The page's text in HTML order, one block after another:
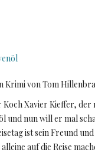
Krimi von Tom
Xavier Kieffer, der
und nun will er mal
ist sein Freund
auf die Reise